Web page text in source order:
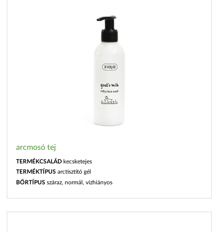
arcmosó tej
TERMÉKCSALÁD kecsketejes
TERMÉKTÍPUS arctisztító gél
BŐRTÍPUS száraz, normál, vízhiányos